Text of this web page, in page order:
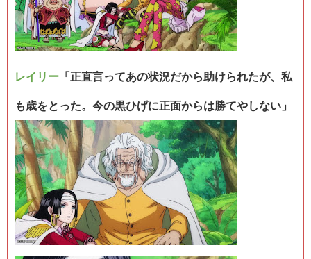
レイリー 「正直言ってあの状況だから助けられたが、私
も歳をとった。今の黒ひげに正面からは勝てやしない」